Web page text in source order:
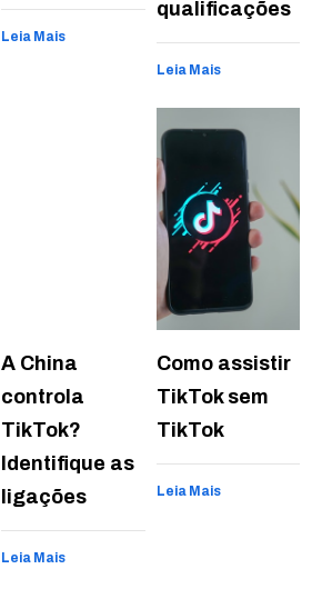
Leia Mais
qualificações
Leia Mais
A China
controla
TikTok?
Identifique as
ligações
Leia Mais
Como assistir
TikTok sem
TikTok
Leia Mais